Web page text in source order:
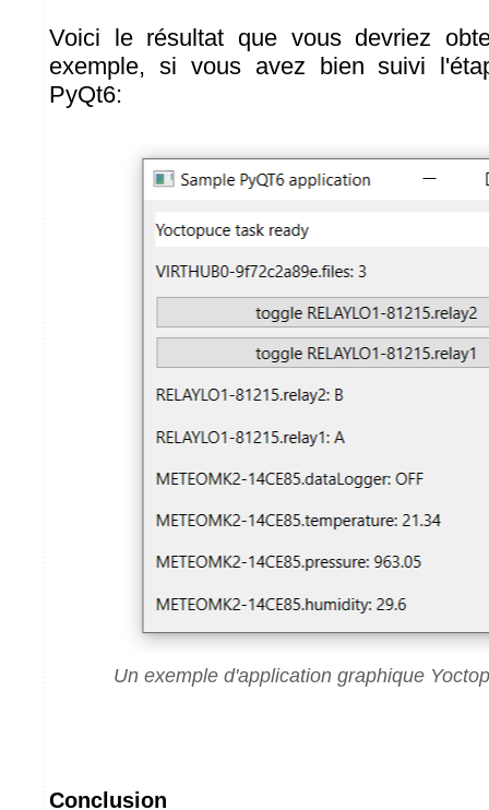
Voici le résultat que vous devriez
exemple, si vous avez bien suivi
PyQt6:
Un exemple d'application graphique
Conclusion